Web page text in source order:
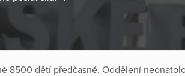
8500 dětí předčasně. Oddělení